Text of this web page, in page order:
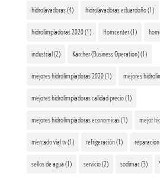
hidrolavadoras(4) hidrolavadoras eduardoño(1)
hidrolimpiadoras 2020(1) Homcenter(1)
industrial(2) Kärcher (Business Operation)(1)
mejores hidrolimpiadoras 2020(1) mejores
mejores hidrolimpiadoras calidad precio(1)
mejores hidrolimpiadoras economicas(1) mejor
mercado vial tv(1) refrigeración(1) reparacion
sellos de agua(1) servicio(2) sodimac(3)